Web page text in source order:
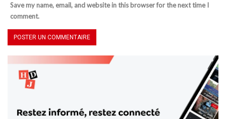
Save my name, email, and website in this browser for the next time I
comment.